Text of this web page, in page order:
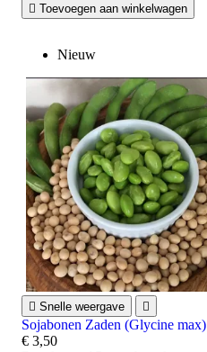
 Toevoegen aan winkelwagen
Nieuw
 Snelle weergave 
Sojabonen Zaden (Glycine max)
€ 3,50